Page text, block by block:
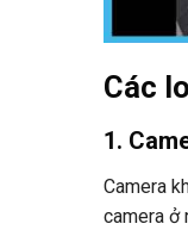
Các
1.
Camera
camera ở